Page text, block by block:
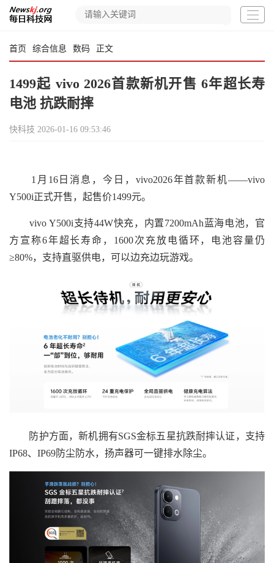
首页 综合信息 数码 正文
1499起 vivo 2026首款新机开售 6年超长寿
电池 抗跌耐摔
快科技 2026-01-16 09:53:46
1月16日消息，今日，vivo2026年首款新机——vivo
Y500i正式开售，起售价1499元。
vivo Y500i支持44W快充，内置7200mAh蓝海电池，官
方宣称6年超长寿命，1600次充放电循环，电池容量仍
≥80%，支持直驱供电，可以边充边玩游戏。
防护方面，新机拥有SGS金标五星抗跌耐摔认证，支持
IP68、IP69防尘防水，扬声器可一键排水除尘。